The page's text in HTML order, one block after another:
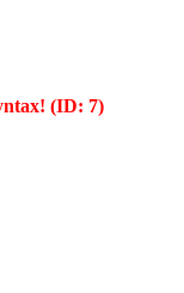
(ID: 7)